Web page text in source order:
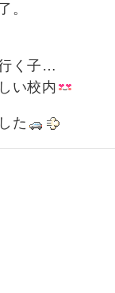
。
く子…
い校内
た